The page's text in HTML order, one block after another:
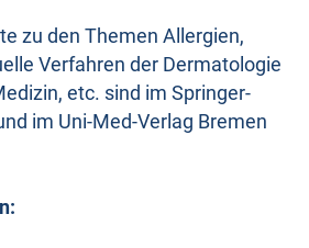
zu den Themen Allergien,
Verfahren der Dermatologie
etc. sind im Springer-
im Uni-Med-Verlag Bremen